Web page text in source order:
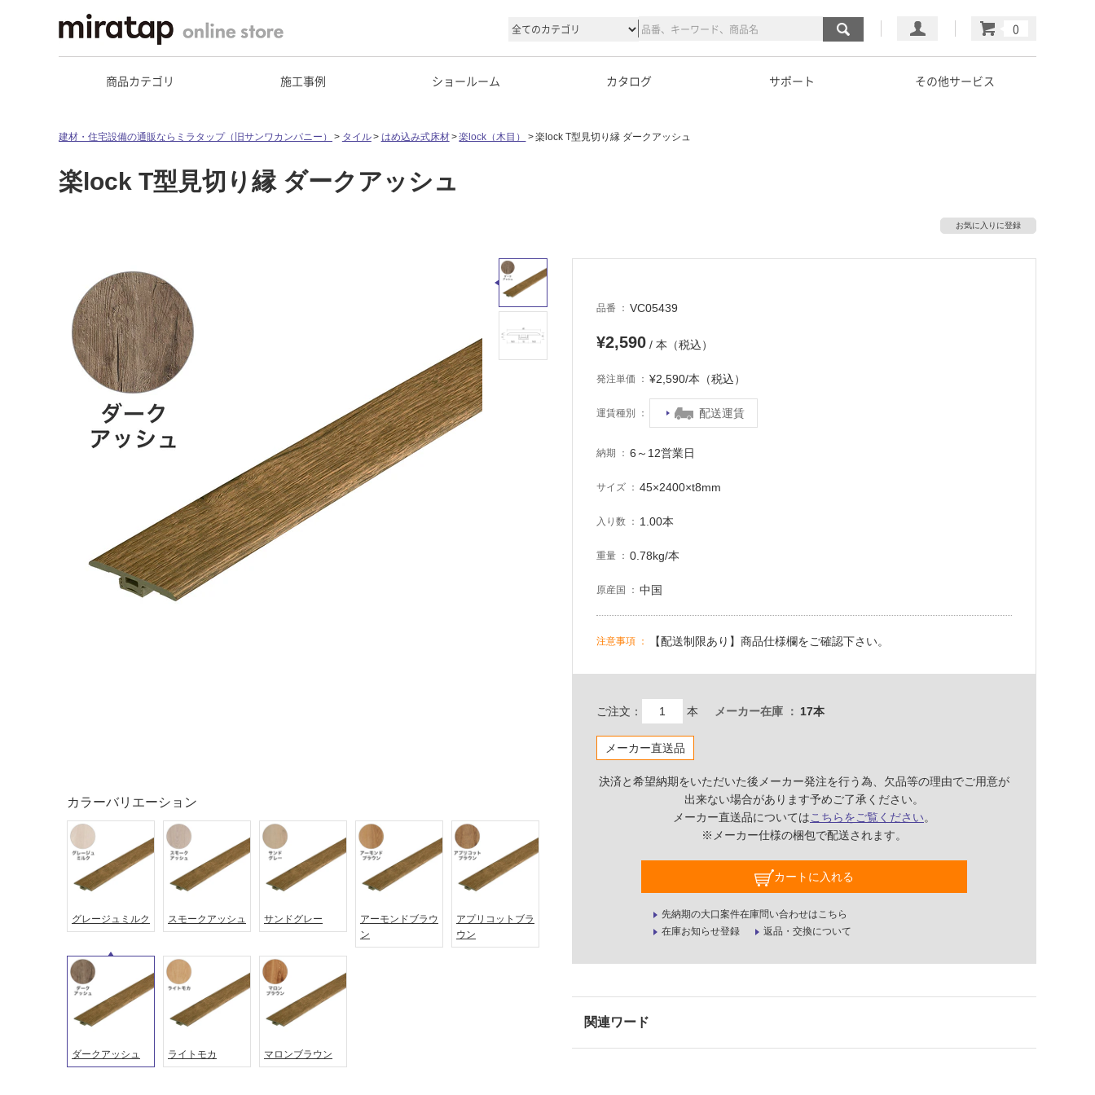
マイページ
カート
商品カテゴリ 施工事例 ショールーム カタログ サポート その他サービス
建材・住宅設備の通販ならミラタップ（旧サンワカンパニー） タイル はめ込み式床材 楽lock（木目） 楽lock T型見切り縁 ダークアッシュ
楽lock T型見切り縁 ダークアッシュ
お気に入りに登録
品番 VC05439
¥2,590 / 本（税込）
発注単価 ¥2,590/本（税込）
運賃種別 配送運賃
納期 6～12営業日
サイズ 45×2400×t8mm
入り数 1.00本
重量 0.78kg/本
原産国 中国
注意事項 【配送制限あり】商品仕様欄をご確認下さい。
ご注文： 本 メーカー在庫 17本
メーカー直送品
決済と希望納期をいただいた後メーカー発注を行う為、欠品等の理由でご用意が
出来ない場合があります予めご了承ください。
メーカー直送品についてはこちらをご覧ください。
※メーカー仕様の梱包で配送されます。
カートに入れる
先納期の大口案件在庫問い合わせはこちら
在庫お知らせ登録
返品・交換について
カラーバリエーション
グレージュミルク スモークアッシュ サンドグレー
アーモンドブラウ
ン
アプリコットブラ
ウン
ダークアッシュ ライトモカ マロンブラウン
に
適
て
い
適
て
が
が
て
る
対
し
て
い
る
が
限
り